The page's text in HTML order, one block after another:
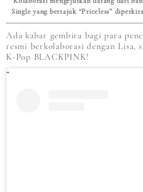
Single yang bertajuk “Priceless”
Ada kabar gembira bagi para
resmi berkolaborasi dengan Lisa,
K-Pop BLACKPINK!